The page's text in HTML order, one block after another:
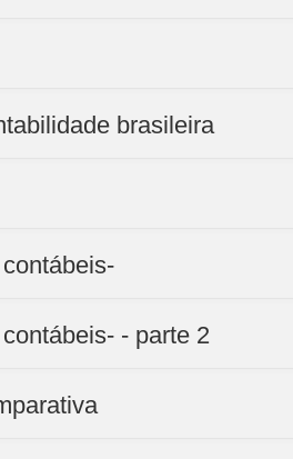
brasileira
- parte 2